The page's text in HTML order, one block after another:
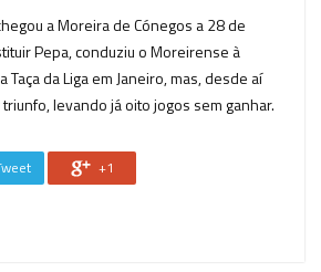
a Moreira de Cónegos a 28 de
Pepa, conduziu o Moreirense à
da Liga em Janeiro, mas, desde aí
levando já oito jogos sem ganhar.
+1